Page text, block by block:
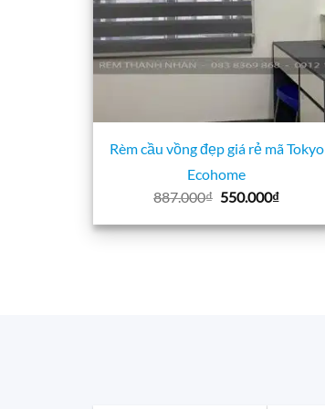
Rèm cầu vồng đẹp giá rẻ mã Tokyo
Ecohome
887.000₫ Giá
là:
887.000₫.
550.000₫Giá
tại
là: